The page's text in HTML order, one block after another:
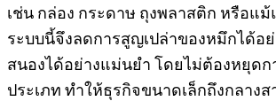
เช่น กล่อง กระดาษ ถุงพลาสติก หรือแ
ระบบนี้จึงลดการสูญเปล่าของหมึกได้อ
สนองได้อย่างแม่นยำ โดยไม่ต้องหยุด
ประเภท ทำให้ธุรกิจขนาดเล็กถึงกลาง